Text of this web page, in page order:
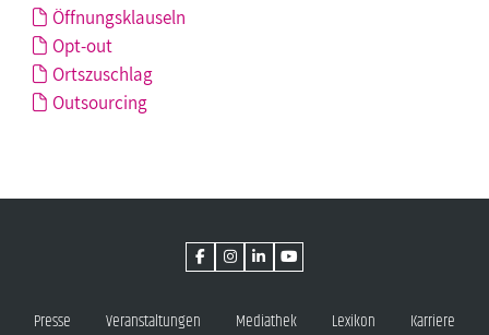
Öffnungsklauseln
Opt-out
Ortszuschlag
Outsourcing
Presse Veranstaltungen Mediathek Lexikon Karriere